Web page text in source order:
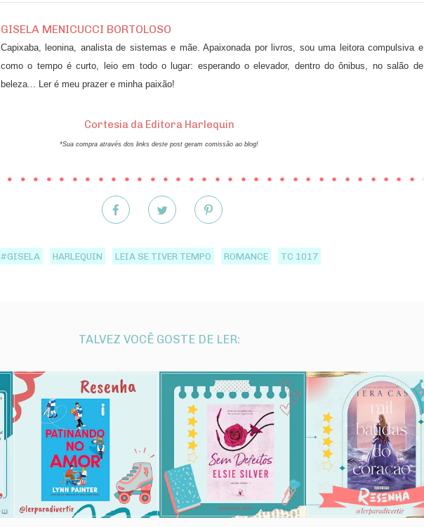
GISELA MENICUCCI BORTOLOSO
Capixaba, leonina, analista de sistemas e mãe. Apaixonada por livros, sou uma leitora compulsiva e
como o tempo é curto, leio em todo o lugar: esperando o elevador, dentro do ônibus, no salão de
beleza... Ler é meu prazer e minha paixão!
Cortesia da Editora Harlequin
*Sua compra através dos links deste post geram comissão ao blog!
#GISELA HARLEQUIN LEIA SE TIVER TEMPO ROMANCE TC 1017
TALVEZ VOCÊ GOSTE DE LER: